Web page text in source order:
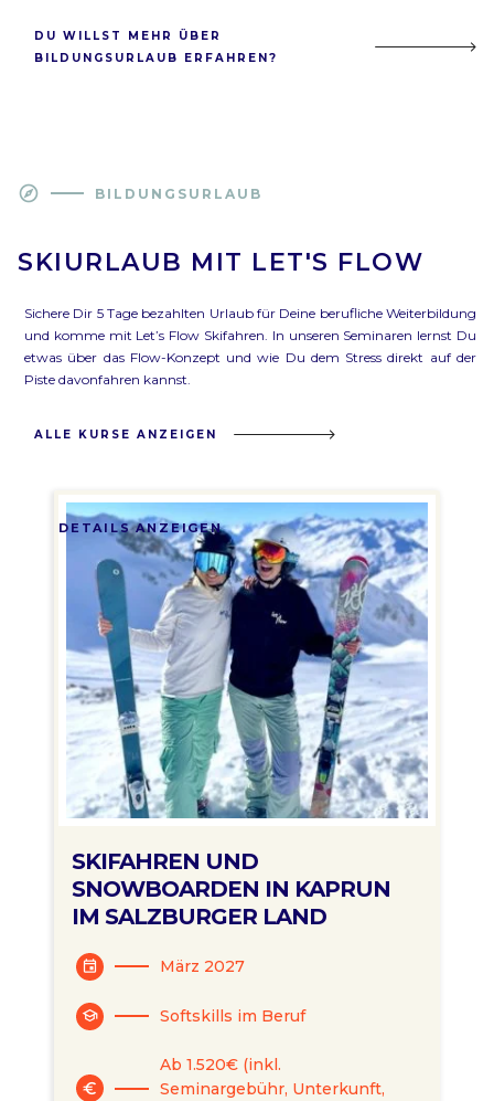
DU WILLST MEHR ÜBER
BILDUNGSURLAUB ERFAHREN?
explore BILDUNGSURLAUB
SKIURLAUB MIT LET'S FLOW
Sichere Dir 5 Tage bezahlten Urlaub für Deine berufliche Weiterbildung
und komme mit Let’s Flow Skifahren. In unseren Seminaren lernst Du
etwas über das Flow-Konzept und wie Du dem Stress direkt auf der
Piste davonfahren kannst.
ALLE KURSE ANZEIGEN
SKIFAHREN UND
SNOWBOARDEN IN KAPRUN
IM SALZBURGER LAND
event März 2027
school Softskills im Beruf
euro
Ab 1.520€ (inkl.
Seminargebühr, Unterkunft,
DETAILS ANZEIGEN